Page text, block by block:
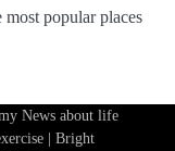
most popular places
News about life
| Bright